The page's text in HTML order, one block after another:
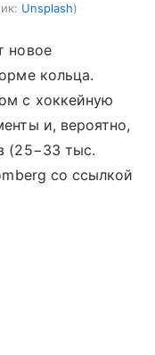
Unsplash
новое
кольца.
с хоккейную
и, вероятно,
(25−33 тыс.
со ссылкой